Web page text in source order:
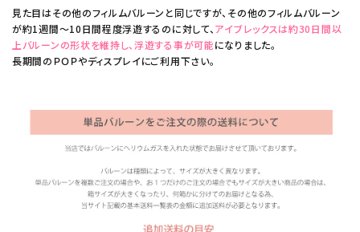
見た目はその他のフィルムバルーンと同じですが、その他のフィルムバルーン
が約1週間～10日間程度浮遊するのに対して、 アイブレックスは約30日間以
上バルーンの形状を維持し、浮遊する事が可能になりました。
長期間のＰＯＰやディスプレイにご利用下さい。